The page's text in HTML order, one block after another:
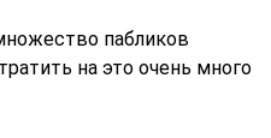
пабликов
на это очень много